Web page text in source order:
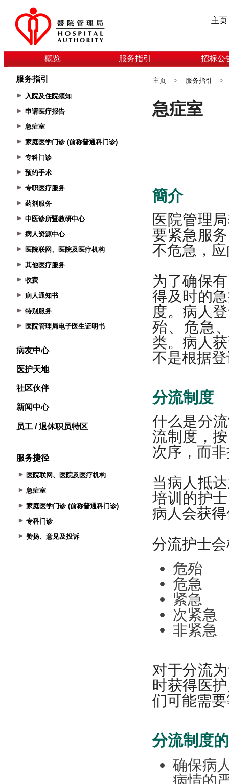
主页
概览 服务指引 招标公
服务指引
入院及住院须知
申请医疗报告
急症室
家庭医学门诊 (前称普通科门诊)
专科门诊
预约手术
专职医疗服务
药剂服务
中医诊所暨教研中心
病人资源中心
医院联网、医院及医疗机构
其他医疗服务
收费
病人通知书
特别服务
医院管理局电子医生证明书
病友中心
医护天地
社区伙伴
新闻中心
员工 / 退休职员特区
服务捷径
医院联网、医院及医疗机构
急症室
家庭医学门诊 (前称普通科门诊)
专科门诊
赞扬、意见及投诉
主页 > 服务指引 >